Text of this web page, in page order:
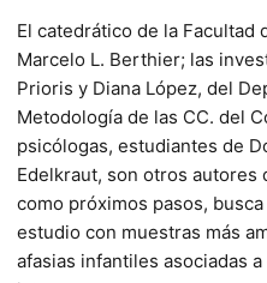
El catedrático de la Facultad
Marcelo L. Berthier; las
Prioris y Diana López, del
Metodología de las CC. del
psicólogas, estudiantes de
Edelkraut, son otros autores
como próximos pasos,
estudio con muestras más
afasias infantiles asociadas